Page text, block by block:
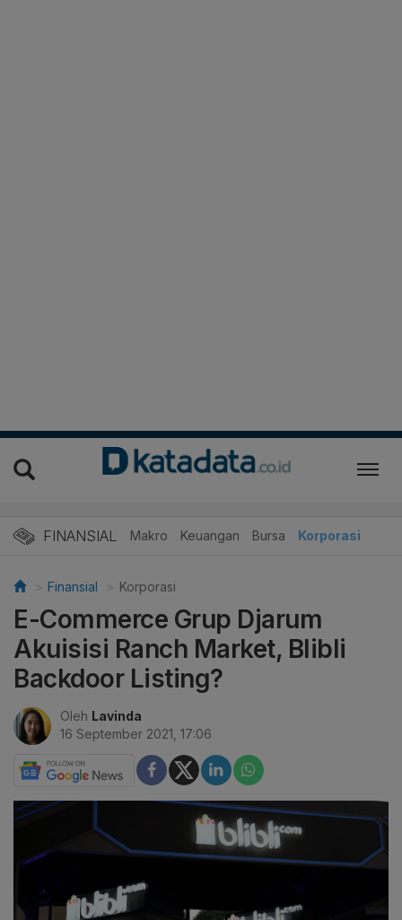
FINANSIAL Makro Keuangan Bursa Korporasi
Finansial Korporasi
E-Commerce Grup Djarum
Akuisisi Ranch Market, Blibli
Backdoor Listing?
Oleh Lavinda
16 September 2021, 17:06